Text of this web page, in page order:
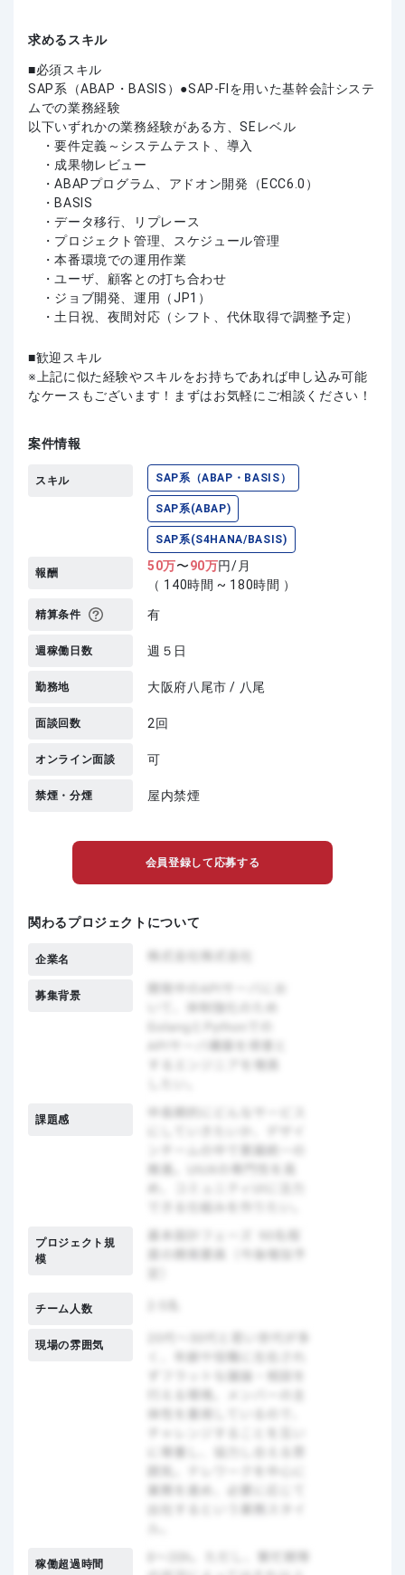
求めるスキル
必須スキル
SAP系（ABAP・BASIS）●SAP-FIを用いた基幹会計システ
ムでの業務経験
以下いずれかの業務経験がある方、SEレベル
・要件定義～システムテスト、導入
・成果物レビュー
・ABAPプログラム、アドオン開発（ECC6.0）
・BASIS
・データ移行、リプレース
・プロジェクト管理、スケジュール管理
・本番環境での運用作業
・ユーザ、顧客との打ち合わせ
・ジョブ開発、運用（JP1）
・土日祝、夜間対応（シフト、代休取得で調整予定）
歓迎スキル
上記に似た経験やスキルをお持ちであれば申し込み可能
なケースもございます！まずはお気軽にご相談ください！
案件情報
スキル SAP系（ABAP・BASIS）
SAP系(ABAP)
SAP系(S4HANA/BASIS)
報酬 50万〜90万円/月
（ 140時間 ~ 180時間 ）
精算条件 有
週稼働日数 週５日
勤務地 大阪府八尾市 / 八尾
面談回数 2回
オンライン面談 可
禁煙・分煙 屋内禁煙
会員登録して応募する
関わるプロジェクトについて
企業名
募集背景
課題感
プロジェクト規
模
チーム人数
現場の雰囲気
稼働超過時間